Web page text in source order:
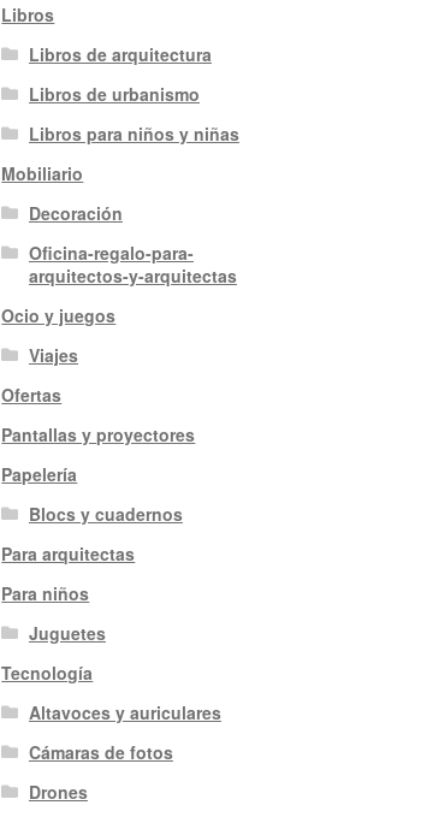
Libros
Libros de arquitectura
Libros de urbanismo
Libros para niños y niñas
Mobiliario
Decoración
Oficina-regalo-para-
arquitectos-y-arquitectas
Ocio y juegos
Viajes
Ofertas
Pantallas y proyectores
Papelería
Blocs y cuadernos
Para arquitectas
Para niños
Juguetes
Tecnología
Altavoces y auriculares
Cámaras de fotos
Drones